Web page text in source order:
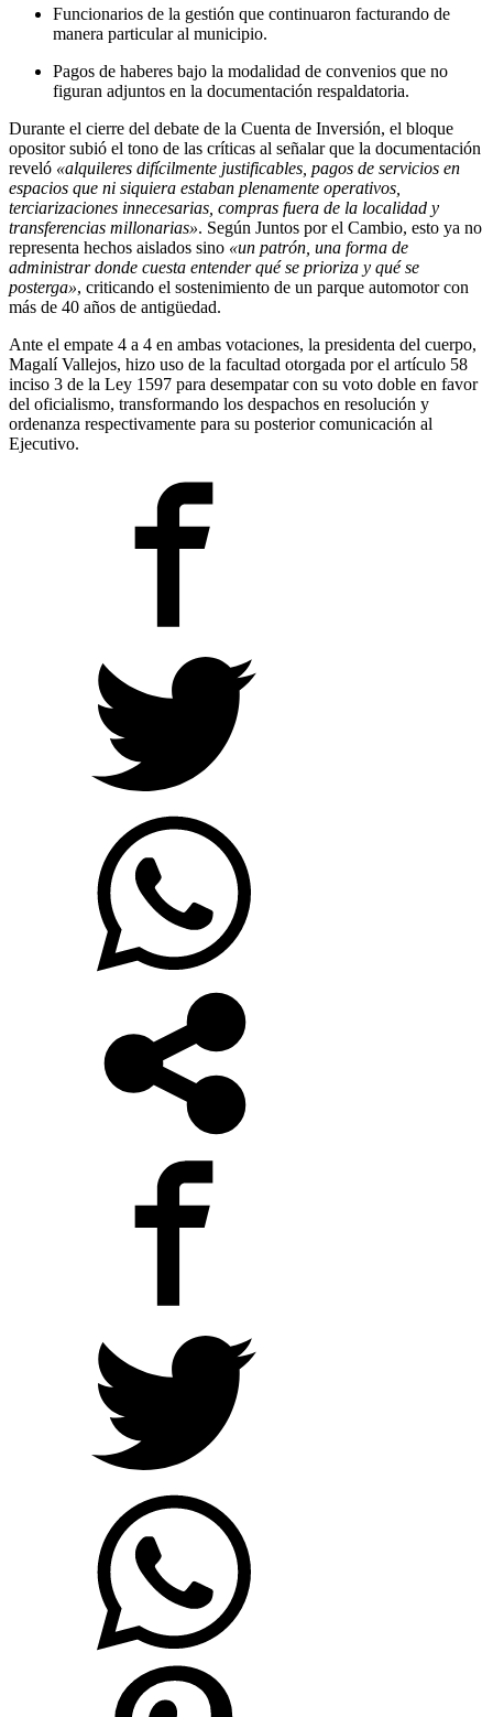
Funcionarios de la gestión que continuaron facturando de
manera particular al municipio.
Pagos de haberes bajo la modalidad de convenios que no
figuran adjuntos en la documentación respaldatoria.
Durante el cierre del debate de la Cuenta de Inversión, el bloque
opositor subió el tono de las críticas al señalar que la documentación
reveló «alquileres difícilmente justificables, pagos de servicios en
espacios que ni siquiera estaban plenamente operativos,
terciarizaciones innecesarias, compras fuera de la localidad y
transferencias millonarias». Según Juntos por el Cambio, esto ya no
representa hechos aislados sino «un patrón, una forma de
administrar donde cuesta entender qué se prioriza y qué se
posterga», criticando el sostenimiento de un parque automotor con
más de 40 años de antigüedad.
Ante el empate 4 a 4 en ambas votaciones, la presidenta del cuerpo,
Magalí Vallejos, hizo uso de la facultad otorgada por el artículo 58
inciso 3 de la Ley 1597 para desempatar con su voto doble en favor
del oficialismo, transformando los despachos en resolución y
ordenanza respectivamente para su posterior comunicación al
Ejecutivo.